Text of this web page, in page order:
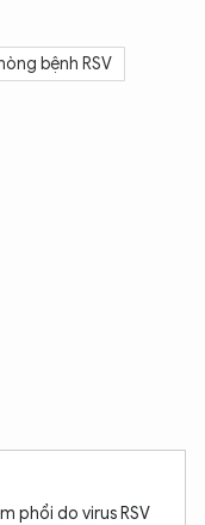
bệnh RSV
phổi do virus RSV